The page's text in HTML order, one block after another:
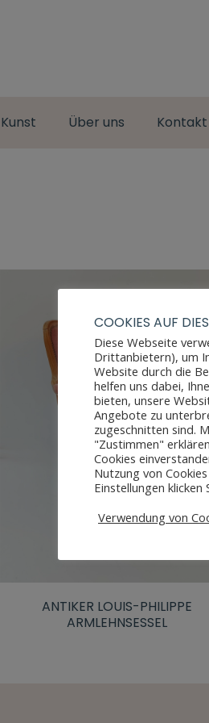
Kunst Über uns Kontakt
ANTIKER LOUIS-PHILIPPE
ARMLEHNSESSEL
COOKIES AUF
Diese Webseite
Drittanbietern), um
Website durch die
helfen uns dabei,
bieten, unsere
Angebote zu
zugeschnitten sind.
"Zustimmen"
Cookies
Nutzung von
Einstellungen
Verwendung von